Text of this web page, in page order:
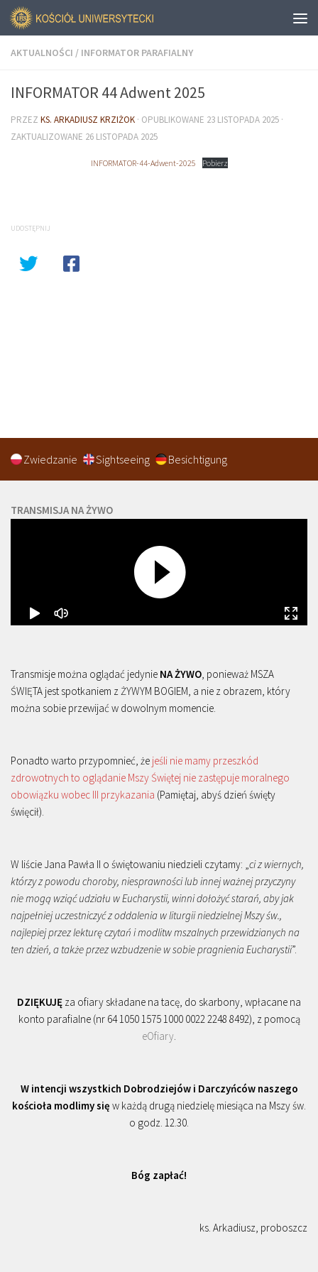
AKTUALNOŚCI / INFORMATOR PARAFIALNY
INFORMATOR 44 Adwent 2025
PRZEZ KS. ARKADIUSZ KRZIŻOK · OPUBLIKOWANE 23 LISTOPADA 2025 ·
ZAKTUALIZOWANE 26 LISTOPADA 2025
INFORMATOR-44-Adwent-2025 Pobierz
UDOSTĘPNIJ
Zwiedzanie Sightseeing Besichtigung
TRANSMISJA NA ŻYWO
Transmisje można oglądać jedynie NA ŻYWO, ponieważ MSZA
ŚWIĘTA jest spotkaniem z ŻYWYM BOGIEM, a nie z obrazem, który
można sobie przewijać w dowolnym momencie.
Ponadto warto przypomnieć, że jeśli nie mamy przeszkód
zdrowotnych to oglądanie Mszy Świętej nie zastępuje moralnego
obowiązku wobec III przykazania (Pamiętaj, abyś dzień święty
święcił).
W liście Jana Pawła II o świętowaniu niedzieli czytamy: „ci z wiernych,
którzy z powodu choroby, niesprawności lub innej ważnej przyczyny
nie mogą wziąć udziału w Eucharystii, winni dołożyć starań, aby jak
najpełniej uczestniczyć z oddalenia w liturgii niedzielnej Mszy św.,
najlepiej przez lekturę czytań i modlitw mszalnych przewidzianych na
ten dzień, a także przez wzbudzenie w sobie pragnienia Eucharystii”.
DZIĘKUJĘ za ofiary składane na tacę, do skarbony, wpłacane na
konto parafialne (nr 64 1050 1575 1000 0022 2248 8492), z pomocą
eOfiary.
W intencji wszystkich Dobrodziejów i Darczyńców naszego
kościoła modlimy się w każdą drugą niedzielę miesiąca na Mszy św.
o godz. 12.30.
Bóg zapłać!
ks. Arkadiusz, proboszcz